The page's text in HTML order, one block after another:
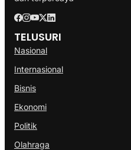
TELUSURI
Nasional
Internasional
Bisnis
Ekonomi
Politik
Olahraga